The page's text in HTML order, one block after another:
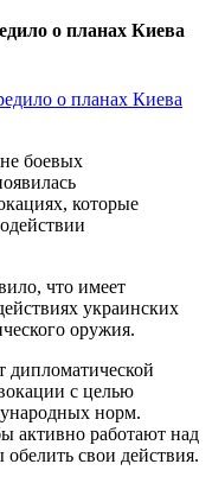
о планах Киева
боевых
которые
что имеет
украинских
оружия.
дипломатической
с целью
норм.
активно работают над
свои действия.